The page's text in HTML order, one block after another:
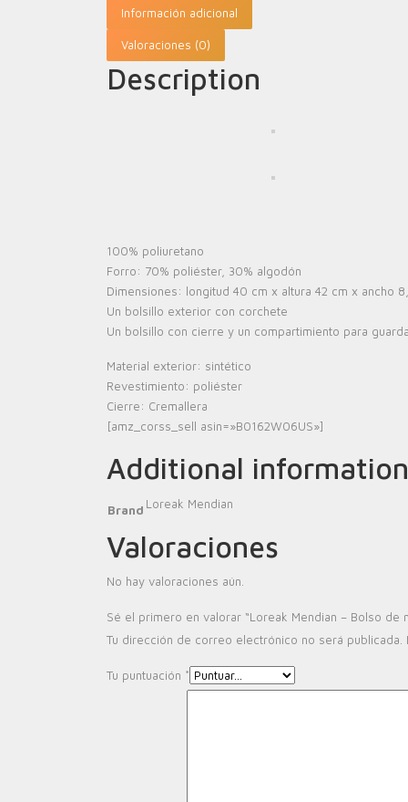
Información adicional
Valoraciones (0)
Description
100% poliuretano
Forro: 70% poliéster, 30% algodón
Dimensiones: longitud 40 cm x altura 42 cm x ancho
Un bolsillo exterior con corchete
Un bolsillo con cierre y un compartimiento para
Material exterior: sintético
Revestimiento: poliéster
Cierre: Cremallera
[amz_corss_sell asin=»B0162W06US»]
Additional information
Brand Loreak Mendian
Valoraciones
No hay valoraciones aún.
Sé el primero en valorar “Loreak Mendian – Bolso de
Tu dirección de correo electrónico no será publicada.
Tu puntuación *